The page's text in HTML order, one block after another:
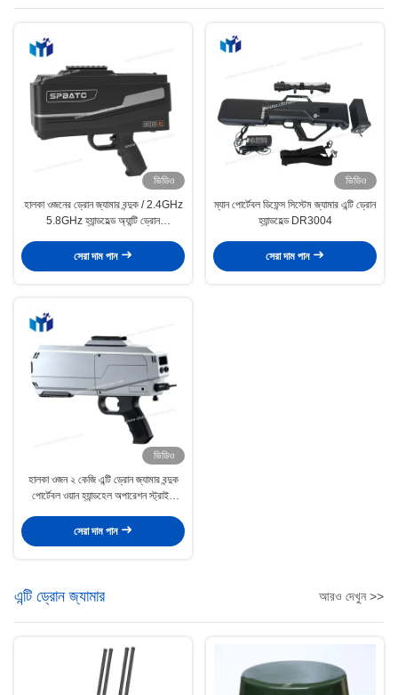
ভিডিও
হালকা ওজনের ড্রোন জ্যামার বন্দুক / 2.4GHz
5.8GHz হ্যান্ডহেল্ড অ্যান্টি ড্রোন
সেরা দাম পান
ভিডিও
ম্যান পোর্টেবল ডিফেন্স সিস্টেম জ্যামার এন্টি ড্রোন
হ্যান্ডহেল্ড DR3004
সেরা দাম পান
ভিডিও
হালকা ওজন ২ কেজি এন্টি ড্রোন জ্যামার বন্দুক
পোর্টেবল ওয়ান হ্যান্ডহেল অপারেশন স্ট্রাইক
সেরা দাম পান
এন্টি ড্রোন জ্যামার আরও দেখুন >>